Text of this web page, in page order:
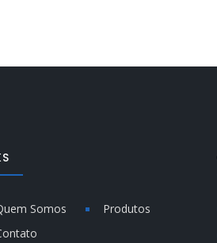
Somos
Produtos